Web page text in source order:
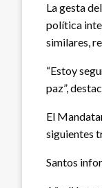
La gesta
política
similares,
“Estoy
paz”,
El
siguientes
Santos